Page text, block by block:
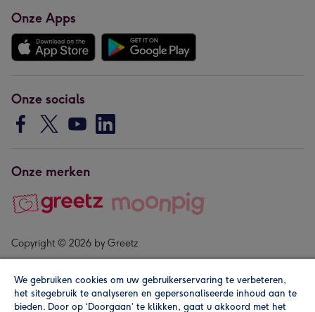
Onze Apps
Onze socials
Onze merken
Copyright © 2026 by Greetz
We gebruiken cookies om uw gebruikerservaring te verbeteren,
het sitegebruik te analyseren en gepersonaliseerde inhoud aan te
bieden. Door op ‘Doorgaan’ te klikken, gaat u akkoord met het